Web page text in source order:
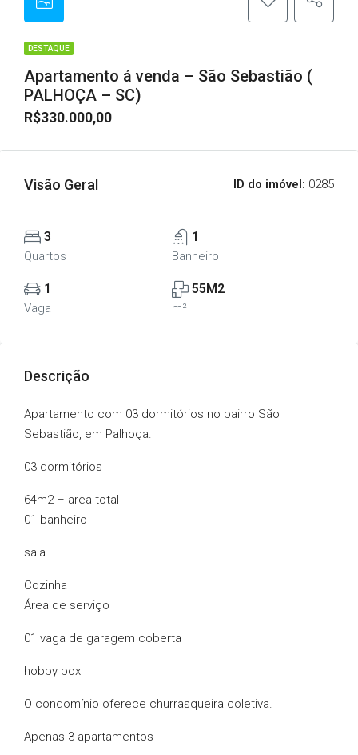
DESTAQUE
Apartamento á venda – São Sebastião (
PALHOÇA – SC)
R$330.000,00
Visão Geral ID do imóvel: 0285
3
Quartos
1
Banheiro
1
Vaga
55M2
m²
Descrição
Apartamento com 03 dormitórios no bairro São
Sebastião, em Palhoça.
03 dormitórios
64m2 – area total
01 banheiro
sala
Cozinha
Área de serviço
01 vaga de garagem coberta
hobby box
O condomínio oferece churrasqueira coletiva.
Apenas 3 apartamentos